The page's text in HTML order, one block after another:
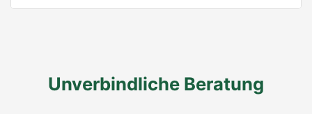
Unverbindliche Beratung